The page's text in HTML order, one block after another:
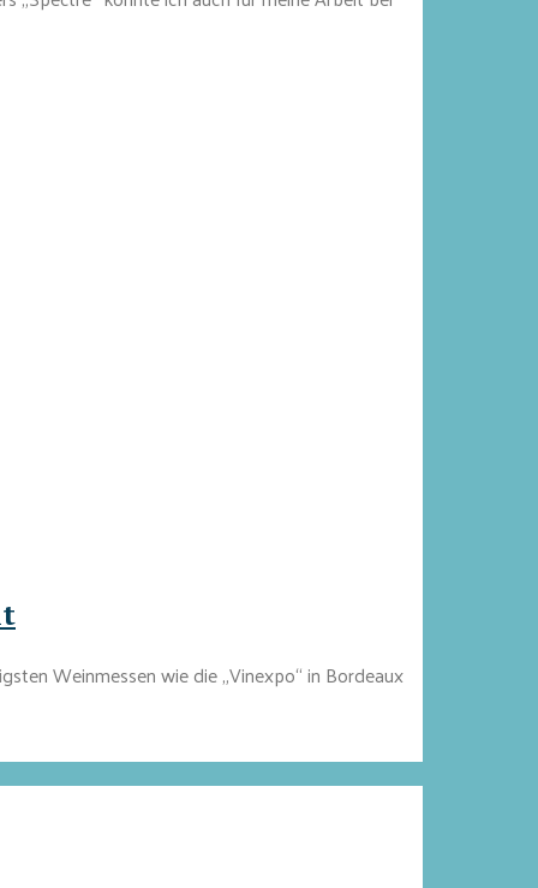
Weinmessen wie die „Vinexpo“ in Bordeaux